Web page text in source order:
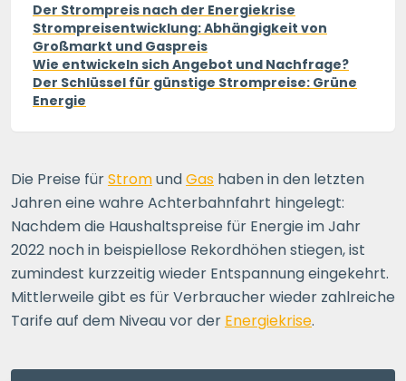
Der Strompreis nach der Energiekrise
Strompreisentwicklung: Abhängigkeit von
Großmarkt und Gaspreis
Wie entwickeln sich Angebot und Nachfrage?
Der Schlüssel für günstige Strompreise: Grüne
Energie
Die Preise fürStromundGas haben in den letzten
Jahren eine wahre Achterbahnfahrt hingelegt:
Nachdem die Haushaltspreise für Energie im Jahr
2022 noch in beispiellose Rekordhöhen stiegen, ist
zumindest kurzzeitig wieder Entspannung eingekehrt.
Mittlerweile gibt es für Verbraucher wieder zahlreiche
Tarife auf dem Niveau vor der Energiekrise.